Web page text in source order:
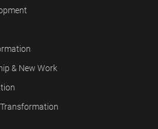
& New Work